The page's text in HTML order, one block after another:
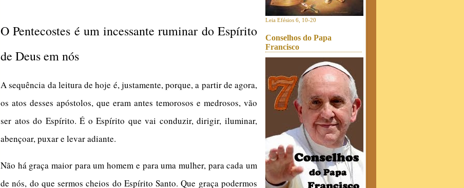
O Pentecostes é um incessante ruminar do Espírito
de Deus em nós
A sequência da leitura de hoje é, justamente, porque, a partir de agora,
os atos desses apóstolos, que eram antes temorosos e medrosos, vão
ser atos do Espírito. É o Espírito que vai conduzir, dirigir, iluminar,
abençoar, puxar e levar adiante.
Não há graça maior para um homem e para uma mulher, para cada um
de nós, do que sermos cheios do Espírito Santo. Que graça podermos
Leia Efésios 6, 10-20
Conselhos do Papa
Francisco